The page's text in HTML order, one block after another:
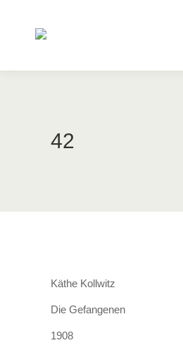
42
Käthe Kollwitz
Die Gefangenen
1908